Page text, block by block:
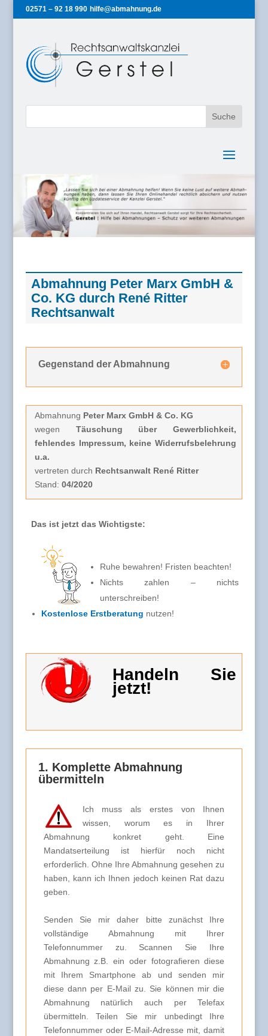
02571 – 92 18 990 hilfe@abmahnung.de
Abmahnung Peter Marx GmbH &
Co. KG durch René Ritter
Rechtsanwalt
Gegenstand der Abmahnung
Abmahnung Peter Marx GmbH & Co. KG
wegen Täuschung über Gewerblichkeit,
fehlendes Impressum, keine Widerrufsbelehrung
u.a.
vertreten durch Rechtsanwalt René Ritter
Stand: 04/2020
Das ist jetzt das Wichtigste:
Ruhe bewahren! Fristen beachten!
Nichts zahlen – nichts
unterschreiben!
Kostenlose Erstberatung nutzen!
Handeln Sie
jetzt!
1. Komplette Abmahnung
übermitteln
Ich muss als erstes von Ihnen
wissen, worum es in Ihrer
Abmahnung konkret geht. Eine
Mandatserteilung ist hierfür noch nicht
erforderlich. Ohne Ihre Abmahnung gesehen zu
haben, kann ich Ihnen jedoch keinen Rat dazu
geben.
Senden Sie mir daher bitte zunächst Ihre
vollständige Abmahnung mit Ihrer
Telefonnummer zu. Scannen Sie Ihre
Abmahnung z.B. ein oder fotografieren diese
mit Ihrem Smartphone ab und senden mir
diese dann per E-Mail zu. Sie können mir die
Abmahnung natürlich auch per Telefax
übermitteln. Teilen Sie mir unbedingt Ihre
Telefonnummer oder E-Mail-Adresse mit, damit